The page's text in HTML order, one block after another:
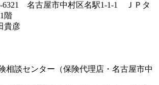
6321 名古屋市中村区名駅1-1-1 ＪＰタ
階
貴彦
相談センター（保険代理店・名古屋市中